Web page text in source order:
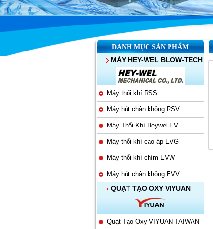
DANH MỤC SẢN PHẨM
MÁY HEY-WEL BLOW-TECH
Máy thổi khí RSS
Máy hút chân không RSV
Máy Thổi Khí Heywel EV
Máy thổi khí cao áp EVG
Máy thổi khí chìm EVW
Máy hút chân không EVV
QUẠT TẠO OXY VIYUAN
Quạt Tạo Oxy VIYUAN TAIWAN